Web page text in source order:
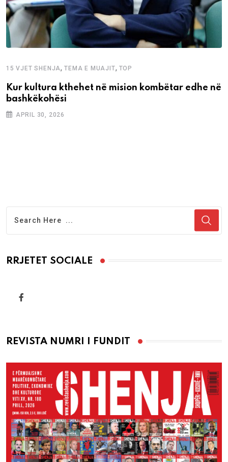
15 VJET SHENJA,TEMA E MUAJIT, TOP
Kur kultura kthehet në mision kombëtar edhe në
bashkëkohësi
APRIL 30, 2026
RRJETET SOCIALE
REVISTA NUMRI I FUNDIT